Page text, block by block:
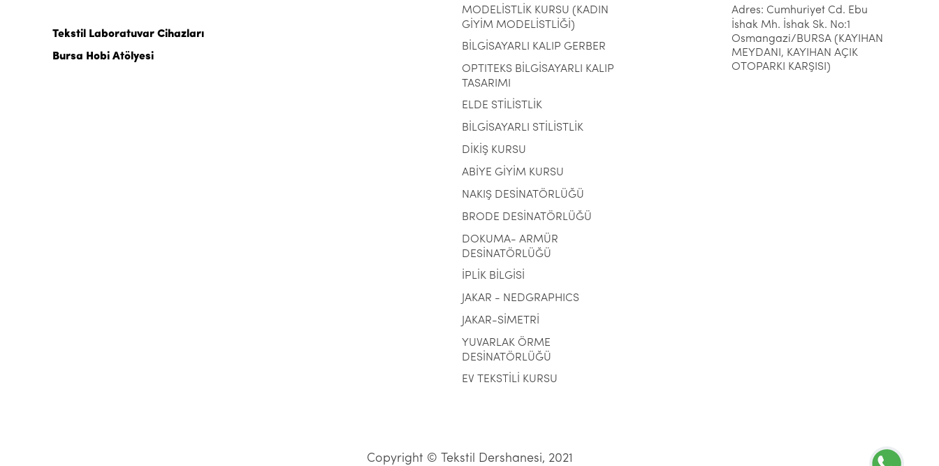
Tekstil Laboratuvar Cihazları
Bursa Hobi Atölyesi
MODELİSTLİK KURSU (KADIN
GİYİM MODELİSTLİĞİ)
BİLGİSAYARLI KALIP GERBER
OPTITEKS BİLGİSAYARLI KALIP
TASARIMI
ELDE STİLİSTLİK
BİLGİSAYARLI STİLİSTLİK
DİKİŞ KURSU
ABİYE GİYİM KURSU
NAKIŞ DESİNATÖRLÜĞÜ
BRODE DESİNATÖRLÜĞÜ
DOKUMA- ARMÜR
DESİNATÖRLÜĞÜ
İPLİK BİLGİSİ
JAKAR - NEDGRAPHICS
JAKAR-SİMETRİ
YUVARLAK ÖRME
DESİNATÖRLÜĞÜ
EV TEKSTİLİ KURSU
Adres: Cumhuriyet Cd. Ebu
İshak Mh. İshak Sk. No:1
Osmangazi/BURSA (KAYIHAN
MEYDANI, KAYIHAN AÇIK
OTOPARKI KARŞISI)
Copyright © Tekstil Dershanesi, 2021